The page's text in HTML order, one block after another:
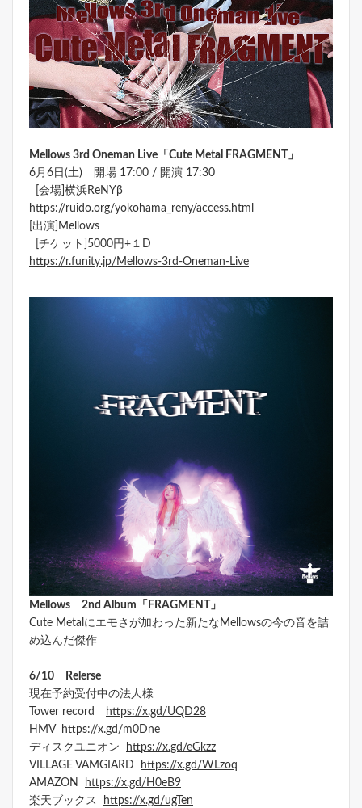
Mellows 3rd Oneman Live「Cute Metal FRAGMENT」
6月6日(土) 開場 17:00 / 開演 17:30
[会場]横浜ReNYβ
https://ruido.org/yokohama_reny/access.html
[出演]Mellows
[チケット]5000円+１D
https://r.funity.jp/Mellows-3rd-Oneman-Live
Mellows 2nd Album「FRAGMENT」
Cute Metalにエモさが加わった新たなMellowsの今の音を詰
め込んだ傑作
6/10 Relerse
現在予約受付中の法人様
Tower record
https://x.gd/UQD28
HMV
https://x.gd/m0Dne
ディスクユニオン
https://x.gd/eGkzz
VILLAGE VAMGIARD
https://x.gd/WLzoq
AMAZON
https://x.gd/H0eB9
楽天ブックス
https://x.gd/ugTen